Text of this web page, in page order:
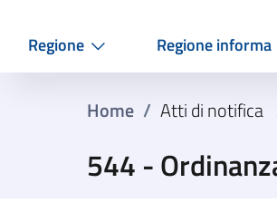
Regione Regione informa
Home / Atti di notifica
544 -